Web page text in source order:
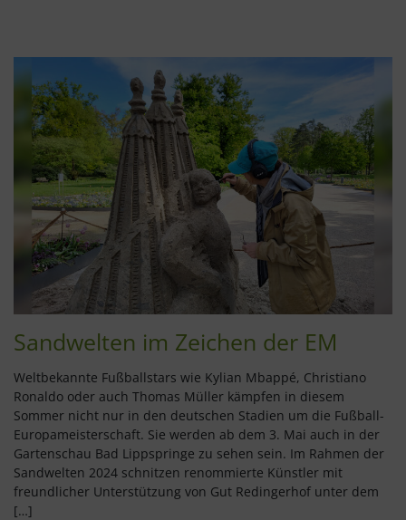
Sandwelten im Zeichen der EM
Weltbekannte Fußballstars wie Kylian Mbappé, Christiano
Ronaldo oder auch Thomas Müller kämpfen in diesem
Sommer nicht nur in den deutschen Stadien um die Fußball-
Europameisterschaft. Sie werden ab dem 3. Mai auch in der
Gartenschau Bad Lippspringe zu sehen sein. Im Rahmen der
Sandwelten 2024 schnitzen renommierte Künstler mit
freundlicher Unterstützung von Gut Redingerhof unter dem
[…]